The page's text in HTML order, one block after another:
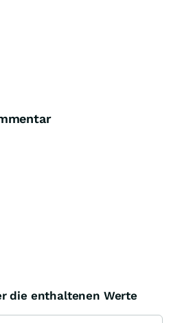
die enthaltenen Werte